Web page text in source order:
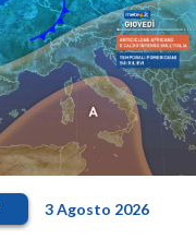
3 Agosto 2026